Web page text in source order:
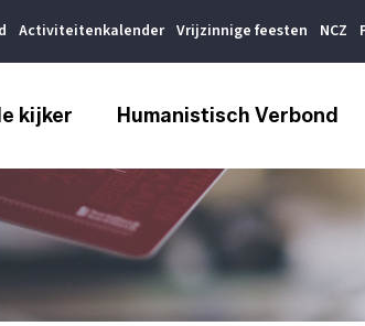
Activiteitenkalender Vrijzinnige feesten NCZ
kijker Humanistisch Verbond